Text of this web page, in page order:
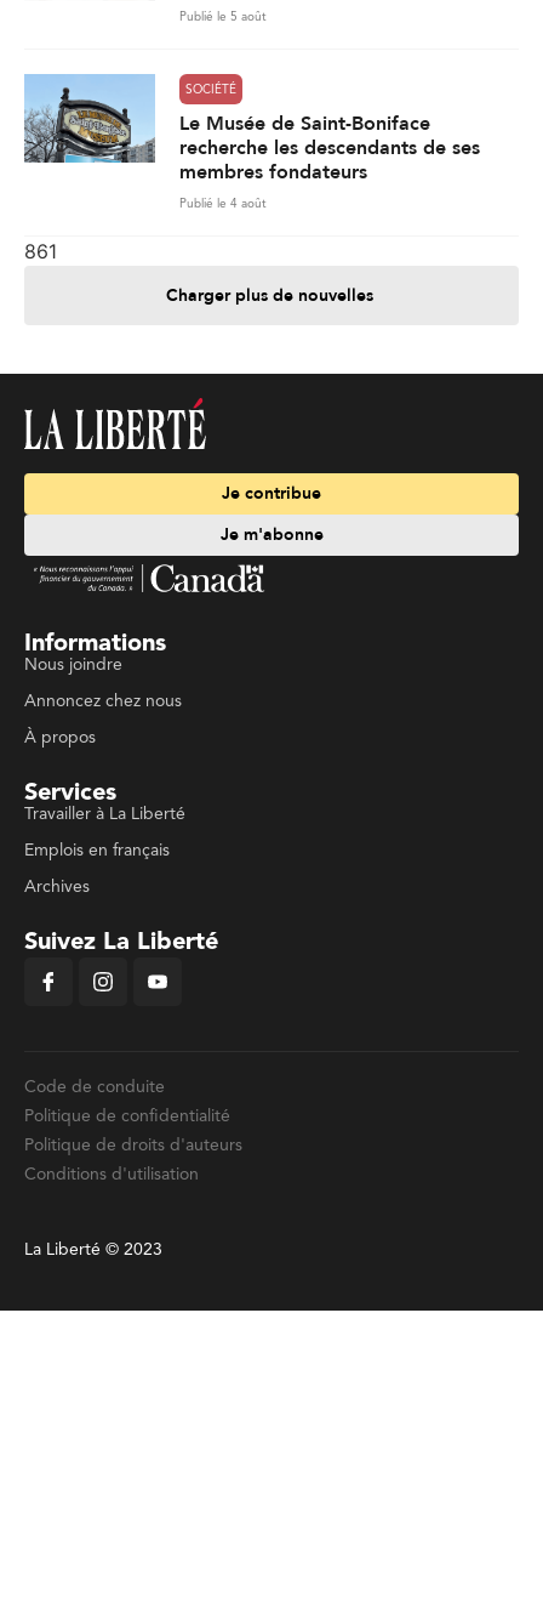
Publié le 5 août
SOCIÉTÉ
Le Musée de Saint-Boniface
recherche les descendants de ses
membres fondateurs
Publié le 4 août
861
Charger plus de nouvelles
Je contribue
Je m'abonne
Informations
Nous joindre
Annoncez chez nous
À propos
Services
Travailler à La Liberté
Emplois en français
Archives
Suivez La Liberté
Code de conduite
Politique de confidentialité
Politique de droits d'auteurs
Conditions d'utilisation
La Liberté © 2023